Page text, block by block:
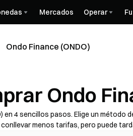
Mercados Operar
Ondo Finance (ONDO)
Ondo
en 4 sencillos pasos. Elige un método
menos tarifas, pero puede